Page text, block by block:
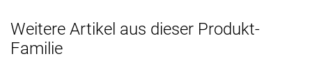
Weitere Artikel aus dieser Produkt-
Familie